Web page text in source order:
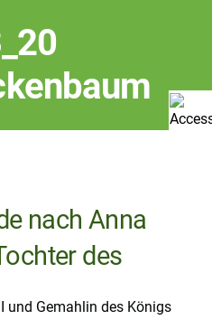
nach Anna
des
und Gemahlin des Königs